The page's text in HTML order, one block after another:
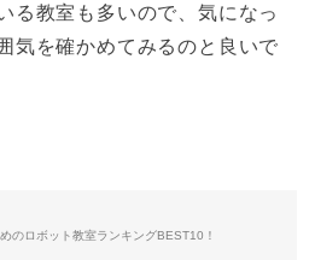
る教室も多いので、気になっ
気を確かめてみるのと良いで
のロボット教室ランキングBEST10！